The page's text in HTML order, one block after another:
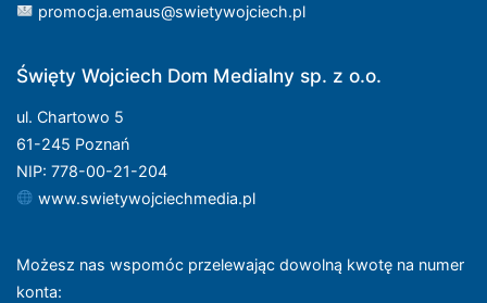
promocja.emaus@swietywojciech.pl
Święty Wojciech Dom Medialny sp. z o.o.
ul. Chartowo 5
61-245 Poznań
NIP: 778-00-21-204
www.swietywojciechmedia.pl
Możesz nas wspomóc przelewając dowolną kwotę na numer
konta: